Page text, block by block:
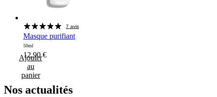
7 avis
Masque purifiant
50ml
12,90€
Ajouter
au
panier
Nos actualités